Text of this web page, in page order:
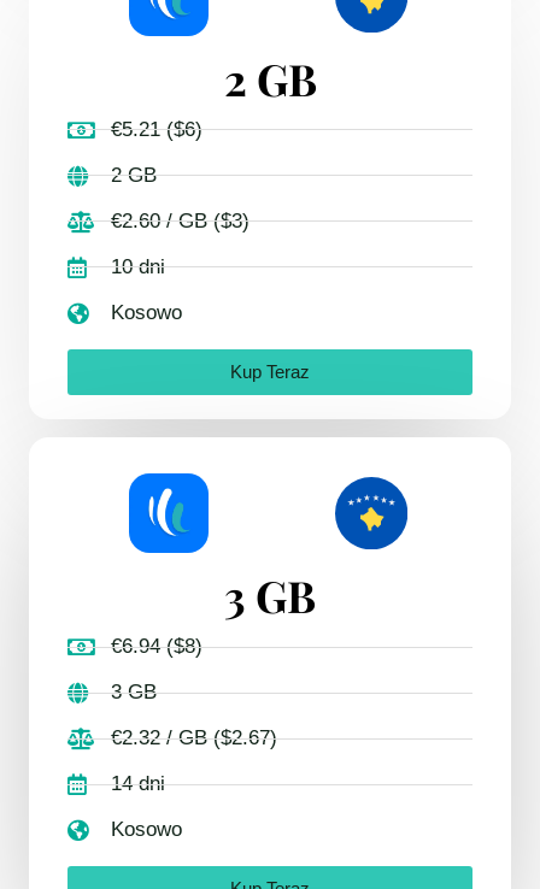
2 GB
€5.21 ($6)
2 GB
€2.60 / GB ($3)
10 dni
Kosowo
Kup Teraz
3 GB
€6.94 ($8)
3 GB
€2.32 / GB ($2.67)
14 dni
Kosowo